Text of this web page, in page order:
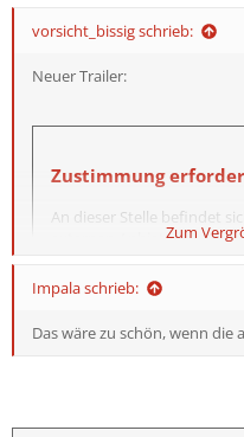
vorsicht_bissig schrieb:
Neuer Trailer:
Zustimmung
An dieser Stelle befindet
externen Anbieters (z. B.
Um diesen eingebetteten
deine Zustimmung zum
Weitere Informationen
Zum
Impala schrieb:
Das wäre zu schön, wenn